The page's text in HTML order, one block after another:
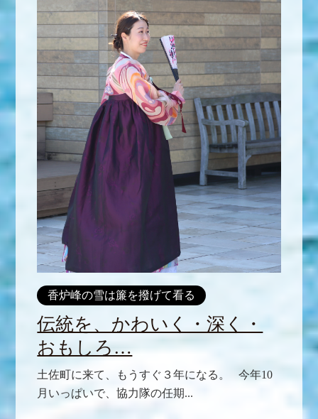
香炉峰の雪は簾を撥げて看る
伝統を、かわいく・深く・
おもしろ…
土佐町に来て、もうすぐ３年になる。 今年10
月いっぱいで、協力隊の任期...